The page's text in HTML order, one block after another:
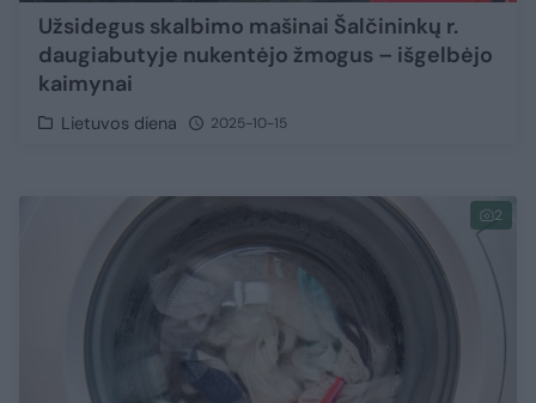
Užsidegus skalbimo mašinai Šalčininkų r.
daugiabutyje nukentėjo žmogus – išgelbėjo
kaimynai
Lietuvos diena 2025-10-15
2